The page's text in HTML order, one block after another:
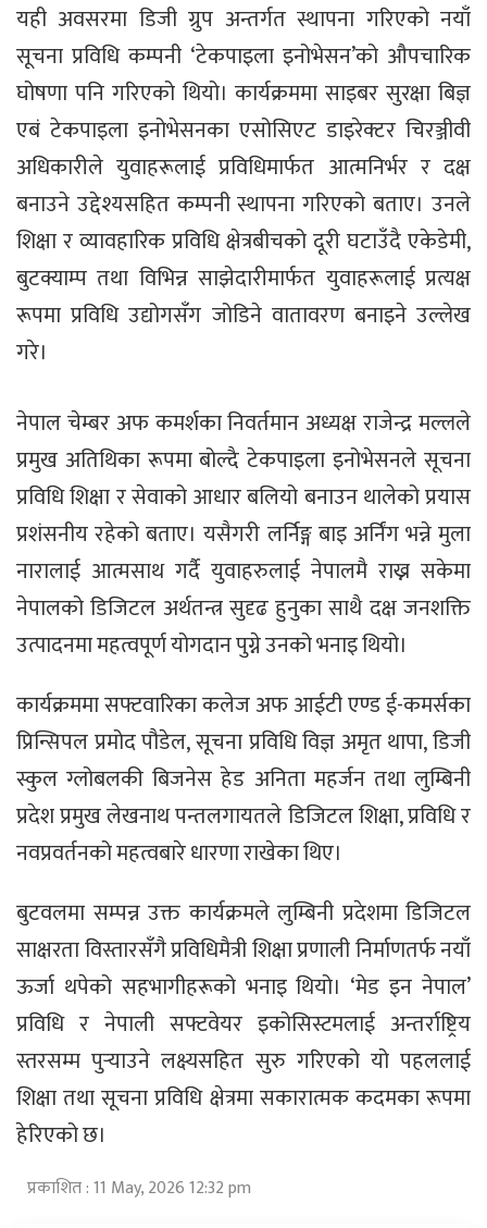
यही अवसरमा डिजी ग्रुप अन्तर्गत स्थापना गरिएको नयाँ
सूचना प्रविधि कम्पनी ‘टेकपाइला इनोभेसन’को औपचारिक
घोषणा पनि गरिएको थियो। कार्यक्रममा साइबर सुरक्षा बिज्ञ
एबं टेकपाइला इनोभेसनका एसोसिएट डाइरेक्टर चिरञ्जीवी
अधिकारीले युवाहरूलाई प्रविधिमार्फत आत्मनिर्भर र दक्ष
बनाउने उद्देश्यसहित कम्पनी स्थापना गरिएको बताए। उनले
शिक्षा र व्यावहारिक प्रविधि क्षेत्रबीचको दूरी घटाउँदै एकेडेमी,
बुटक्याम्प तथा विभिन्न साझेदारीमार्फत युवाहरूलाई प्रत्यक्ष
रूपमा प्रविधि उद्योगसँग जोडिने वातावरण बनाइने उल्लेख
गरे।
नेपाल चेम्बर अफ कमर्शका निवर्तमान अध्यक्ष राजेन्द्र मल्लले
प्रमुख अतिथिका रूपमा बोल्दै टेकपाइला इनोभेसनले सूचना
प्रविधि शिक्षा र सेवाको आधार बलियो बनाउन थालेको प्रयास
प्रशंसनीय रहेको बताए। यसैगरी लर्निङ्ग बाइ अर्निंग भन्ने मुला
नारालाई आत्मसाथ गर्दै युवाहरुलाई नेपालमै राख्न सकेमा
नेपालको डिजिटल अर्थतन्त्र सुदृढ हुनुका साथै दक्ष जनशक्ति
उत्पादनमा महत्वपूर्ण योगदान पुग्ने उनको भनाइ थियो।
कार्यक्रममा सफ्टवारिका कलेज अफ आईटी एण्ड ई-कमर्सका
प्रिन्सिपल प्रमोद पौडेल, सूचना प्रविधि विज्ञ अमृत थापा, डिजी
स्कुल ग्लोबलकी बिजनेस हेड अनिता महर्जन तथा लुम्बिनी
प्रदेश प्रमुख लेखनाथ पन्तलगायतले डिजिटल शिक्षा, प्रविधि र
नवप्रवर्तनको महत्वबारे धारणा राखेका थिए।
बुटवलमा सम्पन्न उक्त कार्यक्रमले लुम्बिनी प्रदेशमा डिजिटल
साक्षरता विस्तारसँगै प्रविधिमैत्री शिक्षा प्रणाली निर्माणतर्फ नयाँ
ऊर्जा थपेको सहभागीहरूको भनाइ थियो। ‘मेड इन नेपाल’
प्रविधि र नेपाली सफ्टवेयर इकोसिस्टमलाई अन्तर्राष्ट्रिय
स्तरसम्म पुर्‍याउने लक्ष्यसहित सुरु गरिएको यो पहललाई
शिक्षा तथा सूचना प्रविधि क्षेत्रमा सकारात्मक कदमका रूपमा
हेरिएको छ।
प्रकाशित : 11 May, 2026 12:32 pm